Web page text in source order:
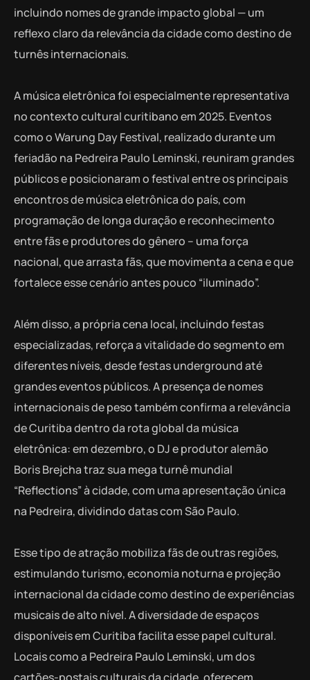
incluindo nomes de grande impacto global — um
reflexo claro da relevância da cidade como destino de
turnês internacionais.
A música eletrônica foi especialmente representativa
no contexto cultural curitibano em 2025. Eventos
como o Warung Day Festival, realizado durante um
feriadão na Pedreira Paulo Leminski, reuniram grandes
públicos e posicionaram o festival entre os principais
encontros de música eletrônica do país, com
programação de longa duração e reconhecimento
entre fãs e produtores do gênero – uma força
nacional, que arrasta fãs, que movimenta a cena e que
fortalece esse cenário antes pouco “iluminado”.
Além disso, a própria cena local, incluindo festas
especializadas, reforça a vitalidade do segmento em
diferentes níveis, desde festas underground até
grandes eventos públicos. A presença de nomes
internacionais de peso também confirma a relevância
de Curitiba dentro da rota global da música
eletrônica: em dezembro, o DJ e produtor alemão
Boris Brejcha traz sua mega turnê mundial
“Reflections” à cidade, com uma apresentação única
na Pedreira, dividindo datas com São Paulo.
Esse tipo de atração mobiliza fãs de outras regiões,
estimulando turismo, economia noturna e projeção
internacional da cidade como destino de experiências
musicais de alto nível. A diversidade de espaços
disponíveis em Curitiba facilita esse papel cultural.
Locais como a Pedreira Paulo Leminski, um dos
cartões-postais culturais da cidade, oferecem